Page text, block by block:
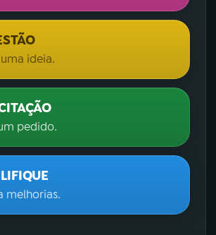
ideia.
pedido.
melhorias.